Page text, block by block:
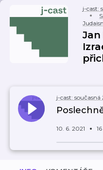
j-cast:
Jan
j-cast:
10. 6. 2021